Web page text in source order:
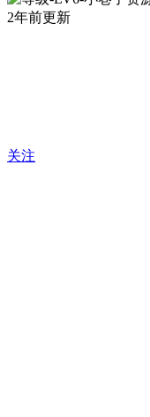
2年前更新
关注